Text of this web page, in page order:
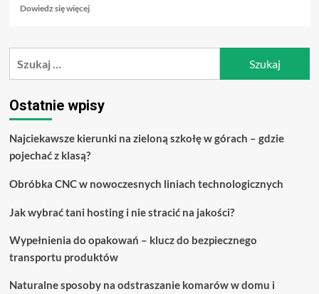
Dowiedz się więcejDowiedz
o
w
Dubai
Club
Ostatnie wpisy
Najciekawsze kierunki na zieloną szkołę w górach – gdzie
pojechać z klasą?
Obróbka CNC w nowoczesnych liniach technologicznych
Jak wybrać tani hosting i nie stracić na jakości?
Wypełnienia do opakowań – klucz do bezpiecznego
transportu produktów
Naturalne sposoby na odstraszanie komarów w domu i